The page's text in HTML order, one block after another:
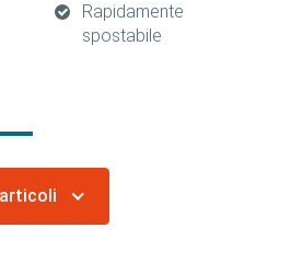
Rapidamente
spostabile